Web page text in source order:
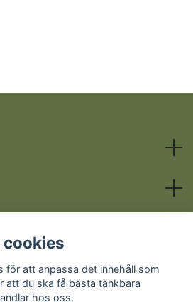
cookies
för att anpassa det innehåll som
att du ska få bästa tänkbara
hos oss.